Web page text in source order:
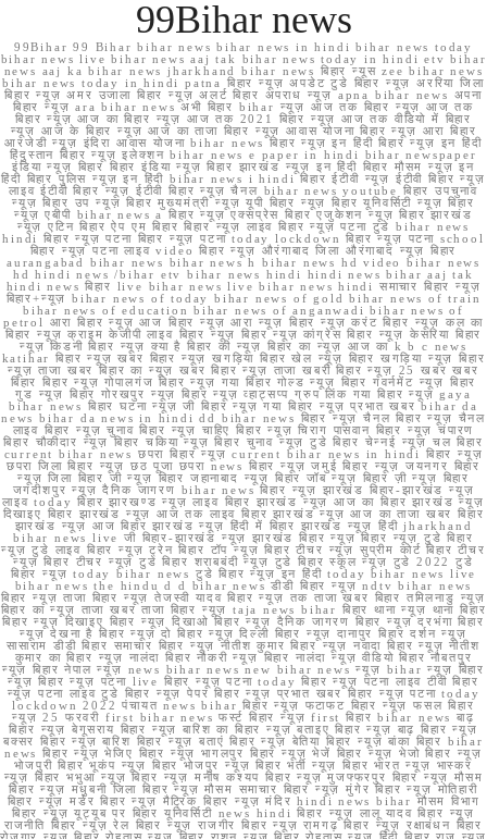
99Bihar news
99Bihar 99 Bihar bihar news bihar news in hindi bihar news today
bihar news live bihar news aaj tak bihar news today in hindi etv bihar
news aaj ka bihar news jharkhand bihar news बिहार न्यूस zee bihar news
bihar news today in hindi patna बिहार न्यूज़ अपडेट टुडे बिहार न्यूज़ अररिया जिला
बिहार न्यूज़ अमर उजाला बिहार न्यूज़ अलर्ट बिहार अपराध न्यूज़ apna bihar news अपना
बिहार न्यूज़ ara bihar news अभी बिहार bihar न्यूज़ आज तक बिहार न्यूज़ आज तक
बिहार न्यूज़ आज का बिहार न्यूज़ आज तक 2021 बिहार न्यूज़ आज तक वीडियो में बिहार
न्यूज़ आज के बिहार न्यूज़ आज का ताजा बिहार न्यूज़ आवास योजना बिहार न्यूज़ आरा बिहार
आरजेडी न्यूज़ इंदिरा आवास योजना bihar news बिहार न्यूज़ इन हिंदी बिहार न्यूज़ इन हिंदी
हिंदुस्तान बिहार न्यूज़ इलेक्शन bihar news e paper in hindi bihar newspaper
इंडिया न्यूज़ बिहार बिहार इंडिया न्यूज़ बिहार झारखंड न्यूज़ इन हिंदी बिहार मौसम न्यूज़ इन
हिंदी बिहार पुलिस न्यूज़ इन हिंदी bihar news i hindi बिहार ईटीवी न्यूज़ ईटीवी बिहार न्यूज़
लाइव ईटीवी बिहार न्यूज़ ईटीवी बिहार न्यूज़ चैनल bihar news youtube बिहार उपचुनाव
न्यूज़ बिहार उप न्यूज़ बिहार मुख्यमंत्री न्यूज़ यूपी बिहार न्यूज़ बिहार यूनिवर्सिटी न्यूज़ बिहार
न्यूज़ एबीपी bihar news a बिहार न्यूज़ एक्सप्रेस बिहार एजुकेशन न्यूज़ बिहार झारखंड
न्यूज़ एटिन बिहार ऐप एम बिहार बिहार न्यूज़ लाइव बिहार न्यूज़ पटना टुडे bihar news
hindi बिहार न्यूज़ पटना बिहार न्यूज़ पटना today lockdown बिहार न्यूज़ पटना school
बिहार न्यूज़ पटना लाइव video बिहार न्यूज़ औरंगाबाद जिला औरंगाबाद न्यूज़ बिहार
aurangabad bihar news bihar news h bihar news hd video bihar news
hd hindi news /bihar etv bihar news hindi hindi news bihar aaj tak
hindi news बिहार live bihar news live bihar news hindi समाचार बिहार न्यूज़
बिहार+न्यूज़ bihar news of today bihar news of gold bihar news of train
bihar news of education bihar news of anganwadi bihar news of
petrol आरा बिहार न्यूज़ आज बिहार न्यूज़ आरा न्यूज़ बिहार न्यूज़ करंट बिहार न्यूज़ कल का
बिहार न्यूज़ क्राइम केजीपी लाइव बिहार न्यूज़ बिहार न्यूज़ कांग्रेस बिहार न्यूज़ केसरिया बिहार
न्यूज़ किडनी बिहार न्यूज़ क्या है बिहार की न्यूज़ बिहार का न्यूज़ आज का k b c news
katihar बिहार न्यूज़ खबर बिहार न्यूज़ खगड़िया बिहार खेल न्यूज़ बिहार खगड़िया न्यूज़ बिहार
न्यूज़ ताजा खबर बिहार का न्यूज़ खबर बिहार न्यूज़ ताजा खबरी बिहार न्यूज़ 25 खबर खबर
बिहार बिहार न्यूज़ गोपालगंज बिहार न्यूज़ गया बिहार गोल्ड न्यूज़ बिहार गवर्नमेंट न्यूज़ बिहार
गुड न्यूज़ बिहार गोरखपुर न्यूज़ बिहार न्यूज़ व्हाट्सप्प ग्रुप लिंक गया बिहार न्यूज़ gaya
bihar news बिहार घटना न्यूज़ जी बिहार न्यूज़ गया बिहार न्यूज़ प्रभात खबर bihar da
news bihar da news in hindi dd bihar news बिहार न्यूज़ चैनल बिहार न्यूज़ चैनल
लाइव बिहार न्यूज़ चुनाव बिहार न्यूज़ चाहिए बिहार न्यूज़ चिराग पासवान बिहार न्यूज़ चंपारण
बिहार चौकीदार न्यूज़ बिहार चकिया न्यूज़ बिहार चुनाव न्यूज़ टुडे बिहार चेन्नई न्यूज़ चल बिहार
current bihar news छपरा बिहार न्यूज़ current bihar news in hindi बिहार न्यूज़
छपरा जिला बिहार न्यूज़ छठ पूजा छपरा news बिहार न्यूज़ जमुई बिहार न्यूज़ जयनगर बिहार
न्यूज़ जिला बिहार जी न्यूज़ बिहार जहानाबाद न्यूज़ बिहार जॉब न्यूज़ बिहार ज़ी न्यूज़ बिहार
जगदीशपुर न्यूज़ दैनिक जागरण bihar news बिहार न्यूज़ झारखंड बिहार-झारखंड न्यूज़
लाइव today बिहार झारखण्ड न्यूज़ लाइव बिहार झारखंड न्यूज़ आज का बिहार झारखंड न्यूज़
दिखाइए बिहार झारखंड न्यूज़ आज तक लाइव बिहार झारखंड न्यूज़ आज का ताजा खबर बिहार
झारखंड न्यूज़ आज बिहार झारखंड न्यूज़ हिंदी में बिहार झारखंड न्यूज़ हिंदी jharkhand
bihar news live जी बिहार-झारखंड न्यूज़ झारखंड बिहार न्यूज़ बिहार न्यूज़ टुडे बिहार
न्यूज़ टुडे लाइव बिहार न्यूज़ ट्रेन बिहार टॉप न्यूज़ बिहार टीचर न्यूज़ सुप्रीम कोर्ट बिहार टीचर
न्यूज़ बिहार टीचर न्यूज़ टुडे बिहार शराबबंदी न्यूज़ टुडे बिहार स्कूल न्यूज़ टुडे 2022 टुडे
बिहार न्यूज़ today bihar news टुडे बिहार न्यूज़ इन हिंदी today bihar news live
bihar news the hindu d d bihar news डीडी बिहार न्यूज़ ndtv bihar news
बिहार न्यूज़ ताजा बिहार न्यूज़ तेजस्वी यादव बिहार न्यूज़ तक ताजा खबर बिहार तमिलनाडु न्यूज़
बिहार का न्यूज़ ताजा खबर ताजा बिहार न्यूज़ taja news bihar बिहार थाना न्यूज़ थाना बिहार
बिहार न्यूज़ दिखाइए बिहार न्यूज़ दिखाओ बिहार न्यूज़ दैनिक जागरण बिहार न्यूज़ दरभंगा बिहार
न्यूज़ देखना है बिहार न्यूज़ दो बिहार न्यूज़ दिल्ली बिहार न्यूज़ दानापुर बिहार दर्शन न्यूज़
सासाराम डीडी बिहार समाचार बिहार न्यूज़ नीतीश कुमार बिहार न्यूज़ नवादा बिहार न्यूज़ नीतीश
कुमार का बिहार न्यूज़ नालंदा बिहार नौकरी न्यूज़ बिहार नालंदा न्यूज़ वीडियो बिहार नौबतपुर
न्यूज़ बिहार नेपाल न्यूज़ news bihar news new bihar news न्यूज़ bihar न्यूज़ बिहार
न्यूज़ बिहार न्यूज़ पटना live बिहार न्यूज़ पटना today बिहार न्यूज़ पटना लाइव टीवी बिहार
न्यूज़ पटना लाइव टुडे बिहार न्यूज़ पेपर बिहार न्यूज़ प्रभात खबर बिहार न्यूज़ पटना today
lockdown 2022 पंचायत news bihar बिहार न्यूज़ फटाफट बिहार न्यूज़ फसल बिहार
न्यूज़ 25 फरवरी first bihar news फर्स्ट बिहार न्यूज़ first बिहार bihar news बाढ़
बिहार न्यूज़ बेगूसराय बिहार न्यूज़ बारिश का बिहार न्यूज़ बताइए बिहार न्यूज़ बाढ़ बिहार न्यूज़
बक्सर बिहार न्यूज़ बारिश बिहार न्यूज़ बताएं बिहार न्यूज़ बेतिया बिहार न्यूज़ बांका बिहार bihar
news बिहार न्यूज़ भेजिए बिहार न्यूज़ भागलपुर बिहार न्यूज़ भेजें बिहार न्यूज़ भेजो बिहार न्यूज़
भोजपुरी बिहार भूकंप न्यूज़ बिहार भोजपुर न्यूज़ बिहार भर्ती न्यूज़ बिहार भारत न्यूज़ भास्कर
न्यूज़ बिहार भभुआ न्यूज़ बिहार न्यूज़ मनीष कश्यप बिहार न्यूज़ मुजफ्फरपुर बिहार न्यूज़ मौसम
बिहार न्यूज़ मधुबनी जिला बिहार न्यूज़ मौसम समाचार बिहार न्यूज़ मुंगेर बिहार न्यूज़ मोतिहारी
बिहार न्यूज़ मर्डर बिहार न्यूज़ मैट्रिक बिहार न्यूज़ मंदिर hindi news bihar मौसम विभाग
बिहार न्यूज़ यूट्यूब पर बिहार यूनिवर्सिटी news hindi बिहार न्यूज़ लालू यादव बिहार न्यूज़
राजनीति बिहार न्यूज़ रेल बिहार न्यूज़ राजगीर बिहार न्यूज़ रामगढ़ बिहार न्यूज़ रक्षाबंधन बिहार